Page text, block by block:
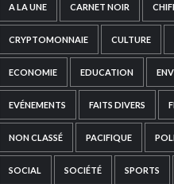
A LA UNE CARNET NOIR
CRYPTOMONNAIE CULTURE
ECONOMIE EDUCATION
EVÉNEMENTS FAITS DIVERS
NON CLASSÉ PACIFIQUE
SOCIAL SOCIÉTÉ SPORTS